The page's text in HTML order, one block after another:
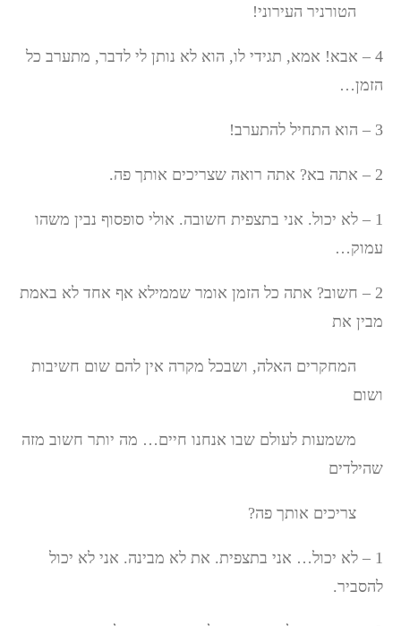
הטורניר העירוני!
4 – אבא! אמא, תגידי לו, הוא לא נותן לי לדבר, מתערב כל
הזמן…
3 – הוא התחיל להתערב!
2 – אתה בא? אתה רואה שצריכים אותך פה.
1 – לא יכול. אני בתצפית חשובה. אולי סופסוף נבין משהו
עמוק…
2 – חשוב? אתה כל הזמן אומר שממילא אף אחד לא באמת
מבין את
המחקרים האלה, ושבכל מקרה אין להם שום חשיבות
ושום
משמעות לעולם שבו אנחנו חיים… מה יותר חשוב מזה
שהילדים
צריכים אותך פה?
1 – לא יכול… אני בתצפית. את לא מבינה. אני לא יכול
להסביר.